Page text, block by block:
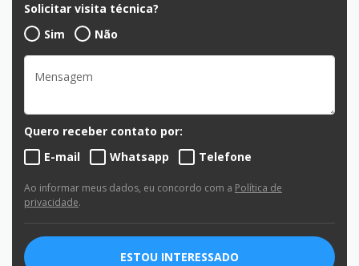
Solicitar visita técnica?
Sim
Não
Quero receber contato por:
E-mail
Whatsapp Telefone
Ao informar meus dados, eu concordo com a Política de
privacidade.
ESTOU INTERESSADO